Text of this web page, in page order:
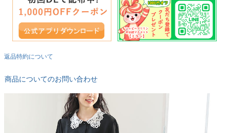
返品特約について
商品についてのお問い合わせ